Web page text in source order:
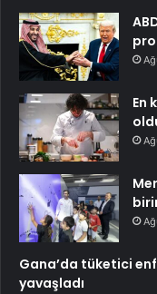
En
Gana’da tüketici
yavaşladı